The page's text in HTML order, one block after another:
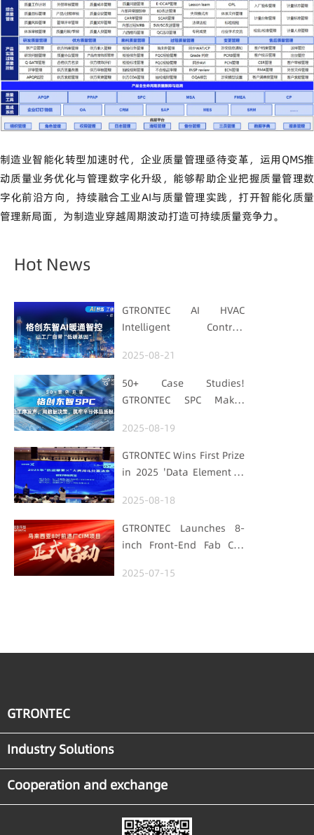
制造业智能化转型加速时代，企业质量管理亟待变革，运用QMS推
动质量业务优化与管理数字化升级，能够帮助企业把握质量管理数
字化前沿方向，持续融合工业AI与质量管理实践，打开智能化质量
管理新局面，为制造业穿越周期波动打造可持续质量竞争力。
Hot News
GTRONTEC AI HVAC
Intelligent Control:
with "Low-Carbon DNA"
2025-08-21
50+ Case Studies!
GTRONTEC SPC Makes
Data for Decisions,
Strengthens
Semiconductor Quality
2025-08-19
GTRONTEC Wins First Prize
in 2025 'Data Element ×'
Manufacturing Track
2025-08-18
GTRONTEC Launches 8-
inch Front-End Fab CIM
Empowering Global
2025-07-15
GTRONTEC
Industry Solutions
Cooperation and exchange